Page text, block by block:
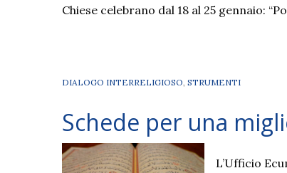
Chiese celebrano dal 18 al 25 gennaio:
DIALOGO INTERRELIGIOSO, STRUMENTI
Schede per una
L’Ufficio